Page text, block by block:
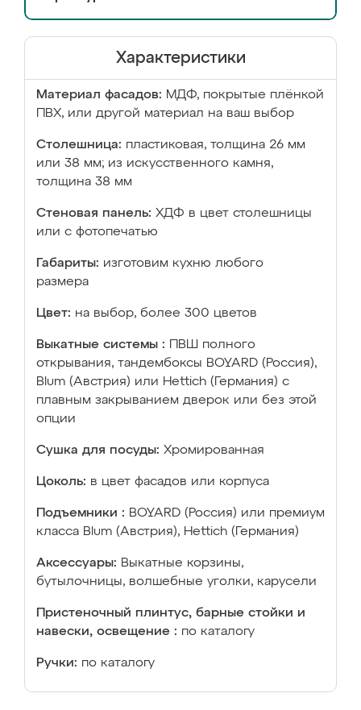
Характеристики
Материал фасадов: МДФ, покрытые плёнкой
ПВХ, или другой материал на ваш выбор
Столешница: пластиковая, толщина 26 мм
или 38 мм; из искусственного камня,
толщина 38 мм
Стеновая панель: ХДФ в цвет столешницы
или с фотопечатью
Габариты: изготовим кухню любого
размера
Цвет: на выбор, более 300 цветов
Выкатные системы :
ПВШ полного
открывания, тандембоксы BOYARD (Россия),
Blum (Австрия) или Hettich (Германия) с
плавным закрыванием дверок или без этой
опции
Сушка для посуды: Хромированная
Цоколь: в цвет фасадов или корпуса
Подъемники : BOYARD (Россия) или премиум
класса Blum (Австрия), Hettich (Германия)
Аксессуары: Выкатные корзины,
бутылочницы, волшебные уголки, карусели
Пристеночный плинтус, барные стойки и
навески, освещение : по каталогу
Ручки: по каталогу